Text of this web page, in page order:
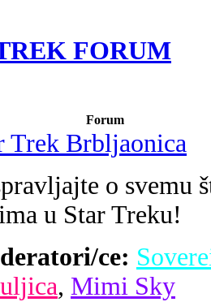
FORUM
Forum
Trek Brbljaonica
o svemu
u Star Treku!
ce:
, Mimi Sky